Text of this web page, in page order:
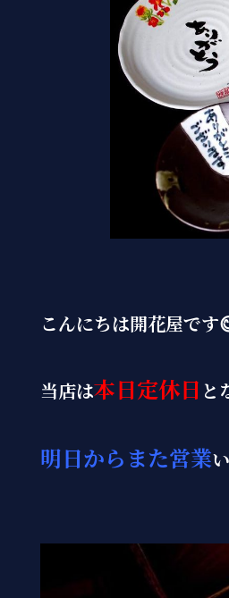
こんにちは開花屋です
当店は本日定休日 と
明日からまた営業